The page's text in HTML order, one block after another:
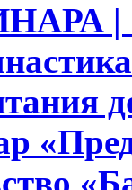
|